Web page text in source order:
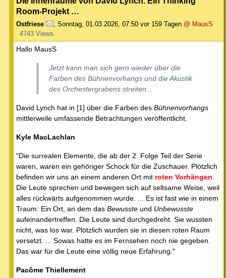
Room-Projekt …
Ostfriese Sonntag, 01.03.2026, 07:50 vor 159 Tagen @ MausS
4743 Views
Hallo MausS
Jetzt kann man sich gern wieder über die
Farben des Bühnenvorhangs und die Akustik
des Orchestergrabens streiten...
David Lynch hat in [1] über die Farben des Bühnenvorhangs
mittlerweile umfassende Betrachtungen veröffentlicht.
Kyle MacLachlan
"Die surrealen Elemente, die ab der 2. Folge Teil der Serie
waren, waren ein gehöriger Schock für die Zuschauer. Plötzlich
befinden wir uns an einem anderen Ort mit roten Vorhängen
Die Leute sprechen und bewegen sich auf seltsame Weise, weil
alles rückwärts aufgenommen wurde. ... Es ist fast wie in einem
Traum: Ein Ort, an dem das Bewusste und Unbewusste
aufeinandertreffen. Die Leute sind durchgedreht. Sie wussten
nicht, was los war. Plötzlich wurden sie in diesen roten Raum
versetzt. ... Sowas hatte es im Fernsehen noch nie gegeben.
Das war für die Leute eine völlig neue Erfahrung."
Pacôme Thiellement